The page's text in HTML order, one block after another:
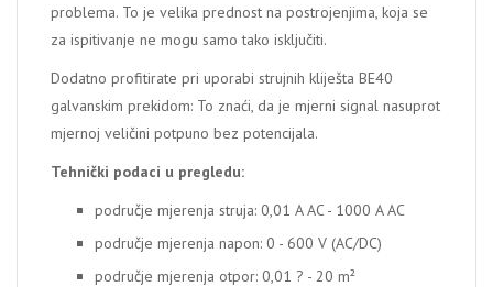
problema. To je velika prednost na postrojenjima, koja se
za ispitivanje ne mogu samo tako isključiti.
Dodatno profitirate pri uporabi strujnih kliješta BE40
galvanskim prekidom: To znaći, da je mjerni signal nasuprot
mjernoj veličini potpuno bez potencijala.
Tehnički podaci u pregledu:
područje mjerenja struja: 0,01 A AC - 1000 A AC
područje mjerenja napon: 0 - 600 V (AC/DC)
područje mjerenja otpor: 0,01 ? - 20 m²